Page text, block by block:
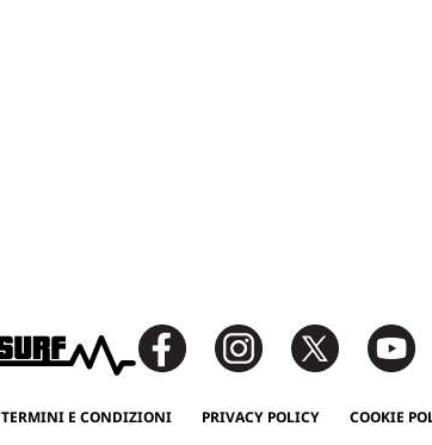
TERMINI E CONDIZIONI PRIVACY POLICY COOKIE